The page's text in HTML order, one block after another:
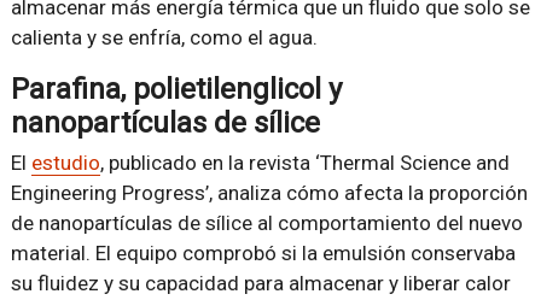
almacenar más energía térmica que un fluido que solo se
calienta y se enfría, como el agua.
Parafina, polietilenglicol y
nanopartículas de sílice
El estudio, publicado en la revista ‘Thermal Science and
Engineering Progress’, analiza cómo afecta la proporción
de nanopartículas de sílice al comportamiento del nuevo
material. El equipo comprobó si la emulsión conservaba
su fluidez y su capacidad para almacenar y liberar calor